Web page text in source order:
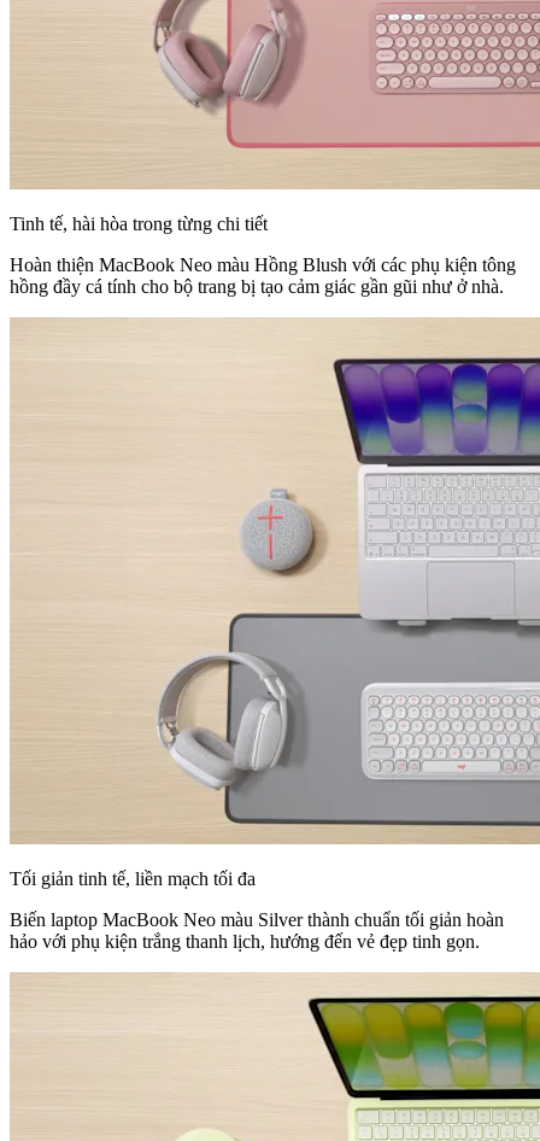
Tinh tế, hài hòa trong từng chi tiết
Hoàn thiện MacBook Neo màu Hồng Blush với các phụ kiện tông
hồng đầy cá tính cho bộ trang bị tạo cảm giác gần gũi như ở nhà.
Tối giản tinh tế, liền mạch tối đa
Biến laptop MacBook Neo màu Silver thành chuẩn tối giản hoàn
hảo với phụ kiện trắng thanh lịch, hướng đến vẻ đẹp tinh gọn.